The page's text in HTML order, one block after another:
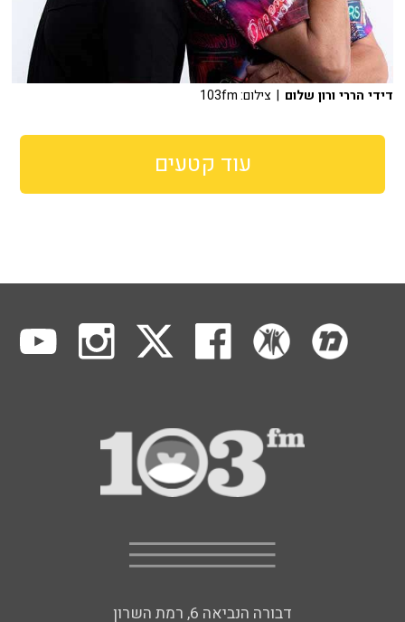
דידי הררי ורון שלום | צילום: 103fm
עוד קטעים
דבורה הנביאה 6, רמת השרון